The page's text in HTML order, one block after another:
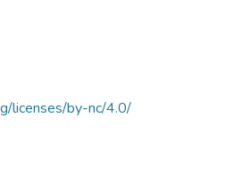
licenses/by-nc/4.0/